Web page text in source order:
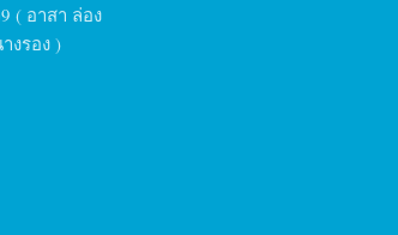
( อาสา ล่อง
งรอง )